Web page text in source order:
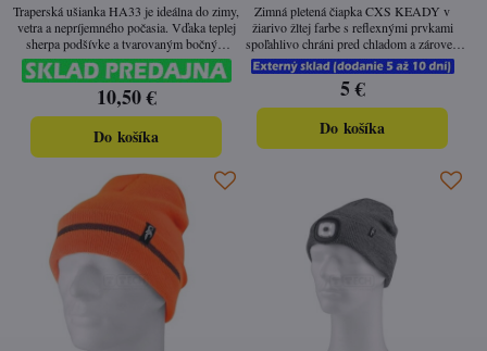
Traperská ušianka HA33 je ideálna do zimy,
vetra a nepríjemného počasia. Vďaka teplej
sherpa podšívke a tvarovaným bočným
panelom spoľahlivo ochráni uši aj krk.
Vonkajší poly-bavlnený materiál je odolný a
príjemný na nosenie.
10,50 €
Do košíka
Zimná pletená čiapka CXS KEADY v
žiarivo žltej farbe s reflexnými prvkami
spoľahlivo chráni pred chladom a zároveň
zaručuje, že ťa bude vidieť aj v zníženej
viditeľnosti. Ideálna pre pracovníkov v
exteriéri, cestárov, údržbu aj rekreačné
aktivity počas zimy.
5 €
Do košíka